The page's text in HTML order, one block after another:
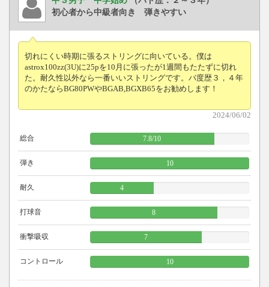
初心者から中級者向き 弾きやすい
切れにくい時期に張るストリングに向いている。僕は
astrox100zz(3U)に25pを10月に張ったが1週間もたたずに切れ
た。耐久性以外なら一番いいストリングです。バ度歴３，４年
のかたならBG80PWやBGAB,BGXB65をお勧めします！
2024/06/02
総合 7.8/10
弾き 10
耐久 4
打球音 8
衝撃吸収 7
コントロール 10